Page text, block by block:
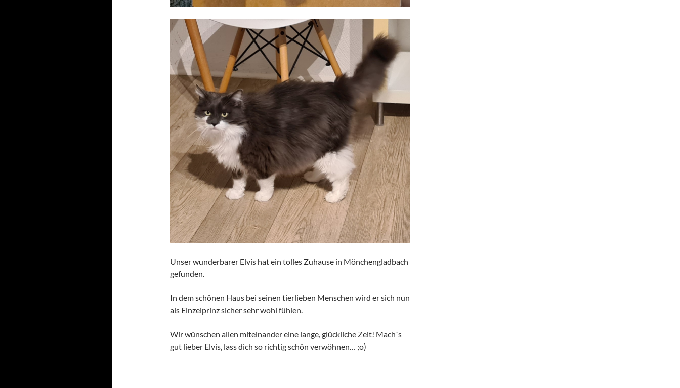
Unser wunderbarer Elvis hat ein tolles Zuhause in Mönchengladbach
gefunden.
In dem schönen Haus bei seinen tierlieben Menschen wird er sich nun
als Einzelprinz sicher sehr wohl fühlen.
Wir wünschen allen miteinander eine lange, glückliche Zeit! Mach´s
gut lieber Elvis, lass dich so richtig schön verwöhnen… ;o)